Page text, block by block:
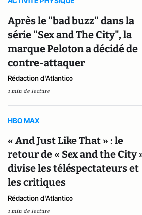
Après le "bad buzz" dans la
série "Sex and The City", la
marque Peloton a décidé de
contre-attaquer
Rédaction d'Atlantico
1 min de lecture
HBO MAX
« And Just Like That » : le
retour de ​​« Sex and the City
divise les téléspectateurs et
les critiques
Rédaction d'Atlantico
1 min de lecture